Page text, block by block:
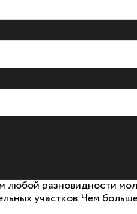
любой разновидности
участков. Чем